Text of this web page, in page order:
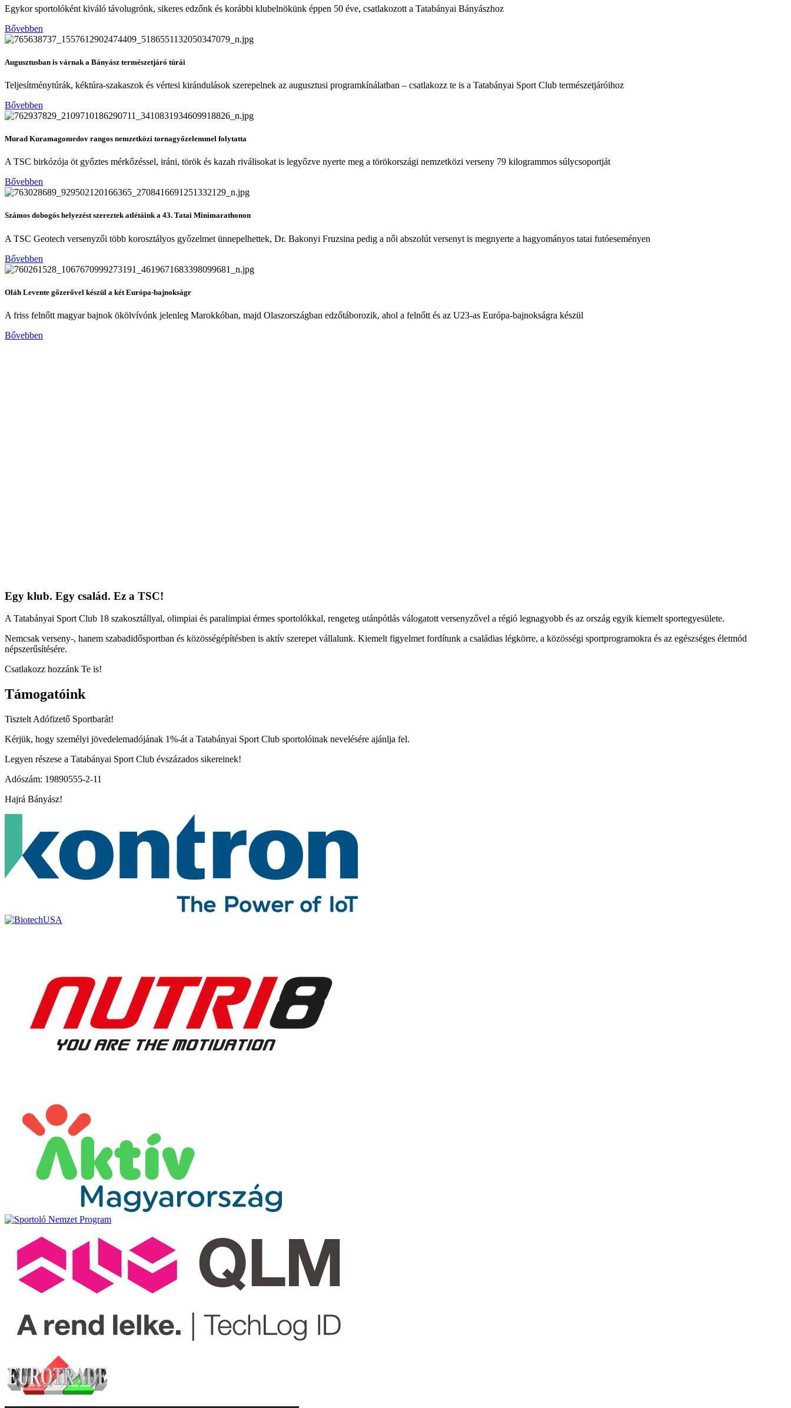
Egykor sportolóként kiváló távolugrónk, sikeres edzőnk és korábbi klubelnökünk éppen 50 éve, csatlakozott a Tatabányai Bányászhoz
Bővebben
Augusztusban is várnak a Bányász természetjáró túrái
Teljesítménytúrák, kéktúra-szakaszok és vértesi kirándulások szerepelnek az augusztusi programkínálatban – csatlakozz te is a Tatabányai Sport Club természetjáróihoz
Bővebben
Murad Kuramagomedov rangos nemzetközi tornagyőzelemmel folytatta
A TSC birkózója öt győztes mérkőzéssel, iráni, török és kazah riválisokat is legyőzve nyerte meg a törökországi nemzetközi verseny 79 kilogrammos súlycsoportját
Bővebben
Számos dobogós helyezést szereztek atlétáink a 43. Tatai Minimarathonon
A TSC Geotech versenyzői több korosztályos győzelmet ünnepelhettek, Dr. Bakonyi Fruzsina pedig a női abszolút versenyt is megnyerte a hagyományos tatai futóeseményen
Bővebben
Oláh Levente gőzerővel készül a két Európa-bajnokságr
A friss felnőtt magyar bajnok ökölvívónk jelenleg Marokkóban, majd Olaszországban edzőtáborozik, ahol a felnőtt és az U23-as Európa-bajnokságra készül
Bővebben
Egy klub. Egy család. Ez a TSC!
A Tatabányai Sport Club 18 szakosztállyal, olimpiai és paralimpiai érmes sportolókkal, rengeteg utánpótlás válogatott versenyzővel a régió legnagyobb és az ország egyik kiemelt sportegyesülete.
Nemcsak verseny-, hanem szabadidősportban és közösségépítésben is aktív szerepet vállalunk. Kiemelt figyelmet fordítunk a családias légkörre, a közösségi sportprogramokra és az egészséges életmód
népszerűsítésére.
Csatlakozz hozzánk Te is!
Támogatóink
Tisztelt Adófizető Sportbarát!
Kérjük, hogy személyi jövedelemadójának 1%-át a Tatabányai Sport Club sportolóinak nevelésére ajánlja fel.
Legyen részese a Tatabányai Sport Club évszázados sikereinek!
Adószám: 19890555-2-11
Hajrá Bányász!